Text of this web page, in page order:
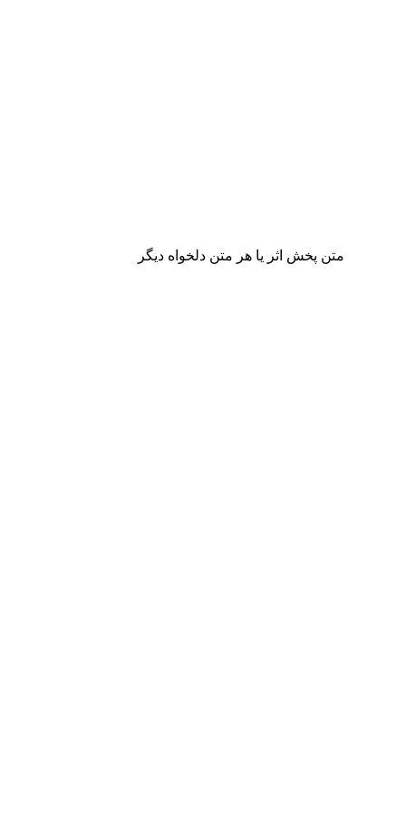
متن پخش اثر یا هر متن دلخواه دیگر